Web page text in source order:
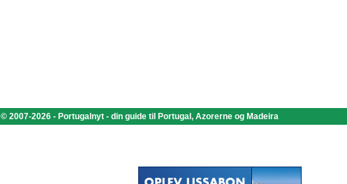
© 2007-2026 - Portugalnyt - din guide til Portugal, Azorerne og Madeira